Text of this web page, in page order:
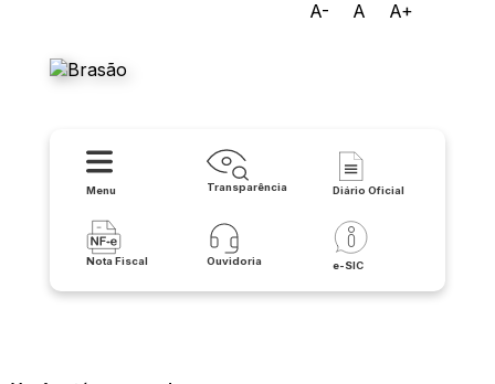
A- A A+
Menu Transparência Diário Oficial
Nota Fiscal Ouvidoria e-SIC